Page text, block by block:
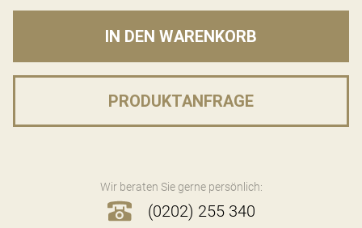
IN DEN WARENKORB
PRODUKTANFRAGE
Wir beraten Sie gerne persönlich:
(0202) 255 340